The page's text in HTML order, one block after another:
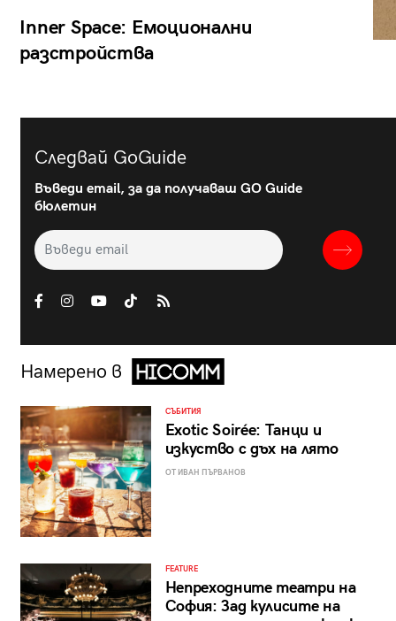
Inner Space: Емоционални
разстройства
Следвай GoGuide
Въведи email, за да получаваш GO Guide
бюлетин
Намерено в
СЪБИТИЯ
Exotic Soirée: Танци и
изкуство с дъх на лято
ОТ ИВАН ПЪРВАНОВ
FEATURE
Непреходните театри на
София: Зад кулисите на